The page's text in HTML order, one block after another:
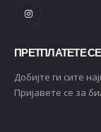
ПРЕТПЛАТЕТЕ
Добијте ги сите
Пријавете се за